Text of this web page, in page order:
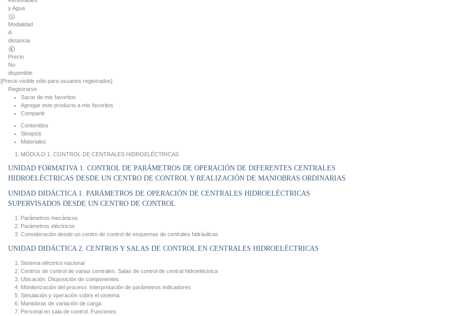
y Agua
Modalidad
A
distancia
Precio
No
disponible
[Precio visible sólo para usuarios registrados]
Registrarse
Sacar de mis favoritos
Agregar este producto a mis favoritos
Compartir
Contenidos
Sinopsis
Materiales
MÓDULO 1. CONTROL DE CENTRALES HIDROELÉCTRICAS
UNIDAD FORMATIVA 1. CONTROL DE PARÁMETROS DE OPERACIÓN DE DIFERENTES CENTRALES
HIDROELÉCTRICAS DESDE UN CENTRO DE CONTROL Y REALIZACIÓN DE MANIOBRAS ORDINARIAS
UNIDAD DIDÁCTICA 1. PARÁMETROS DE OPERACIÓN DE CENTRALES HIDROELÉCTRICAS
SUPERVISADOS DESDE UN CENTRO DE CONTROL
Parámetros mecánicos
Parámetros eléctricos
Consideración desde un centro de control de esquemas de centrales hidráulicas
UNIDAD DIDÁCTICA 2. CENTROS Y SALAS DE CONTROL EN CENTRALES HIDROELÉCTRICAS
Sistema eléctrico nacional
Centros de control de varias centrales. Salas de control de central hidroeléctrica
Ubicación. Disposición de componentes
Monitorización del proceso. Interpretación de parámetros indicadores
Simulación y operación sobre el sistema
Maniobras de variación de carga
Personal en sala de control. Funciones